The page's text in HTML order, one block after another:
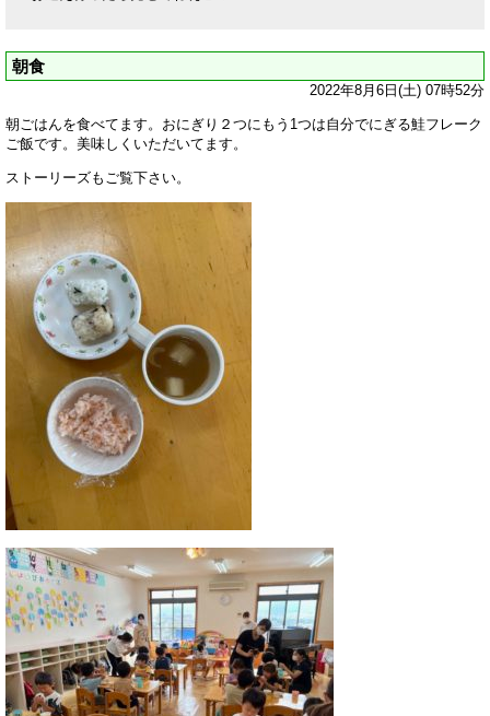
朝食
2022年8月6日(土) 07時52分
朝ごはんを食べてます。おにぎり２つにもう1つは自分でにぎる鮭フレーク
ご飯です。美味しくいただいてます。
ストーリーズもご覧下さい。